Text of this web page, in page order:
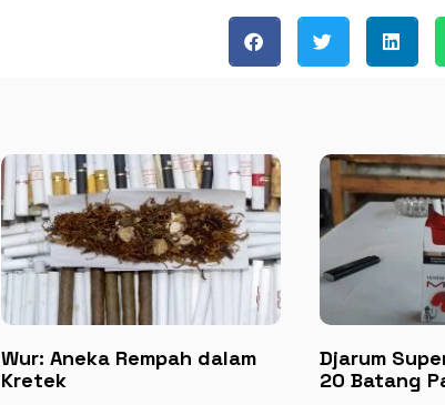
Wur: Aneka Rempah dalam
Kretek
Djarum
20 Batang